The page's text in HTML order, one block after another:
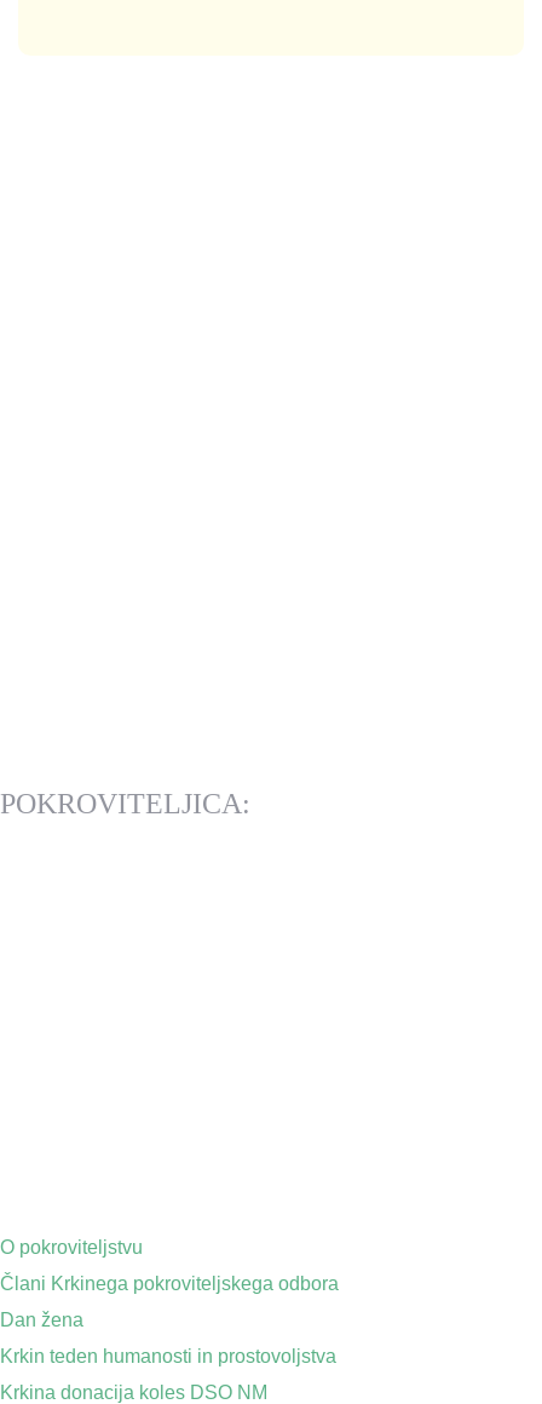
POKROVITELJICA:
O pokroviteljstvu
Člani Krkinega pokroviteljskega odbora
Dan žena
Krkin teden humanosti in prostovoljstva
Krkina donacija koles DSO NM